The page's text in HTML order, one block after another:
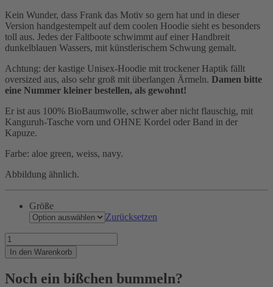
Kein Wunder, dass Frank das Motiv so gern hat und in dieser
Version handgestempelt auf dem coolen Hoodie sieht es besonders
toll aus. Jedes der Faltboote schwimmt auf einer Handbreit
dunkelblauen Wassers, mit künstlerischem Schwung gemalt.
Achtung: der kastige Unisex-Hoodie mit trockener Haptik fällt
oversized aus, also sehr groß mit überlangen Ärmeln. Damen bitte
eine Nummer kleiner bestellen, als gewohnt!
Er ist aus 100% BioBaumwolle, schwer aber nicht flauschig, mit
Kanguruh-Tasche vorn und OHNE Kordel oder Band in der
Kapuze.
Farbe: aloe green, weiss, navy.
Abbildung ähnlich.
Größe
Zurücksetzen
Ein
Faltboot
aus
ist
In den Warenkorb
Noch ein bißchen bummeln?